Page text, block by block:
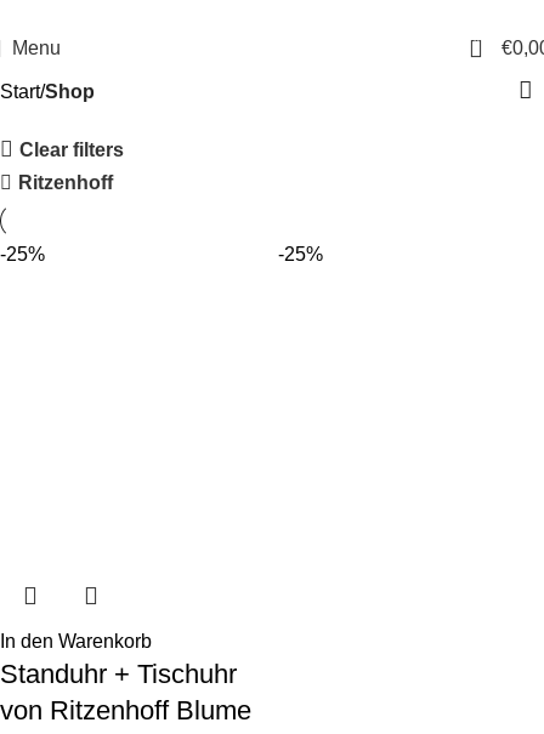
Menu 0 €
Start Shop
Clear filters
Ritzenhoff
-25%
In den Warenkorb
Standuhr + Tischuhr
von Ritzenhoff Blume
-25%